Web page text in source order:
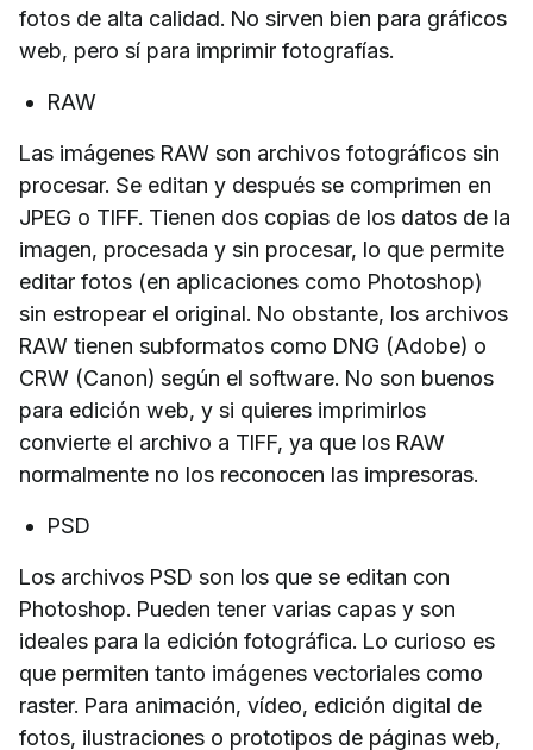
fotos de alta calidad. No sirven bien para gráficos
web, pero sí para imprimir fotografías.
RAW
Las imágenes RAW son archivos fotográficos sin
procesar. Se editan y después se comprimen en
JPEG o TIFF. Tienen dos copias de los datos de la
imagen, procesada y sin procesar, lo que permite
editar fotos (en aplicaciones como Photoshop)
sin estropear el original. No obstante, los archivos
RAW tienen subformatos como DNG (Adobe) o
CRW (Canon) según el software. No son buenos
para edición web, y si quieres imprimirlos
convierte el archivo a TIFF, ya que los RAW
normalmente no los reconocen las impresoras.
PSD
Los archivos PSD son los que se editan con
Photoshop. Pueden tener varias capas y son
ideales para la edición fotográfica. Lo curioso es
que permiten tanto imágenes vectoriales como
raster. Para animación, vídeo, edición digital de
fotos, ilustraciones o prototipos de páginas web,